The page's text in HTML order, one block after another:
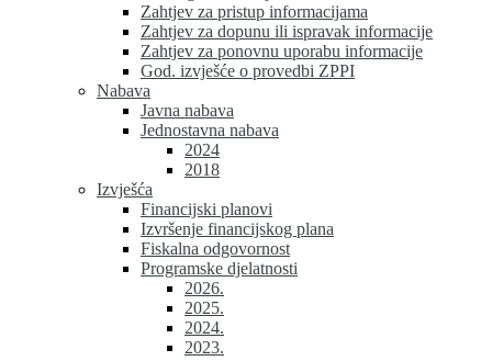
Zahtjev za pristup informacijama
Zahtjev za dopunu ili ispravak informacije
Zahtjev za ponovnu uporabu informacije
God. izvješće o provedbi ZPPI
Nabava
Javna nabava
Jednostavna nabava
2024
2018
Izvješća
Financijski planovi
Izvršenje financijskog plana
Fiskalna odgovornost
Programske djelatnosti
2026.
2025.
2024.
2023.